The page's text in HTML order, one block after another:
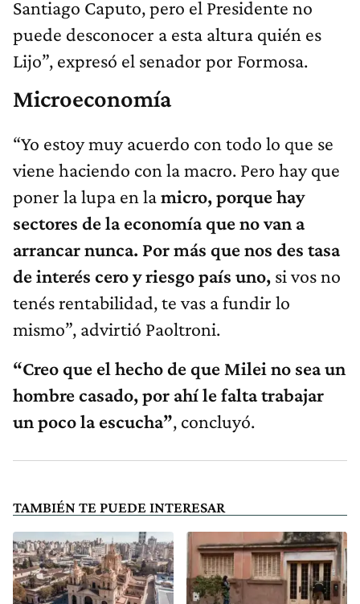
Santiago Caputo, pero el Presidente no
puede desconocer a esta altura quién es
Lijo”, expresó el senador por Formosa.
Microeconomía
“Yo estoy muy acuerdo con todo lo que se
viene haciendo con la macro. Pero hay que
poner la lupa en lamicro,porque hay
sectores de la economía que no van a
arrancar nunca. Por más que nos des tasa
de interés cero y riesgo país uno, si vos no
tenés rentabilidad, te vas a fundir lo
mismo”, advirtió Paoltroni.
“Creo que el hecho de que Milei no sea un
hombre casado, por ahí le falta trabajar
un poco la escucha”, concluyó.
TAMBIÉN TE PUEDE INTERESAR